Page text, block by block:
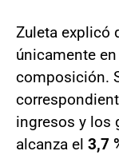
Zuleta explicó
únicamente
composición.
ingresos y los
alcanza el 3,7